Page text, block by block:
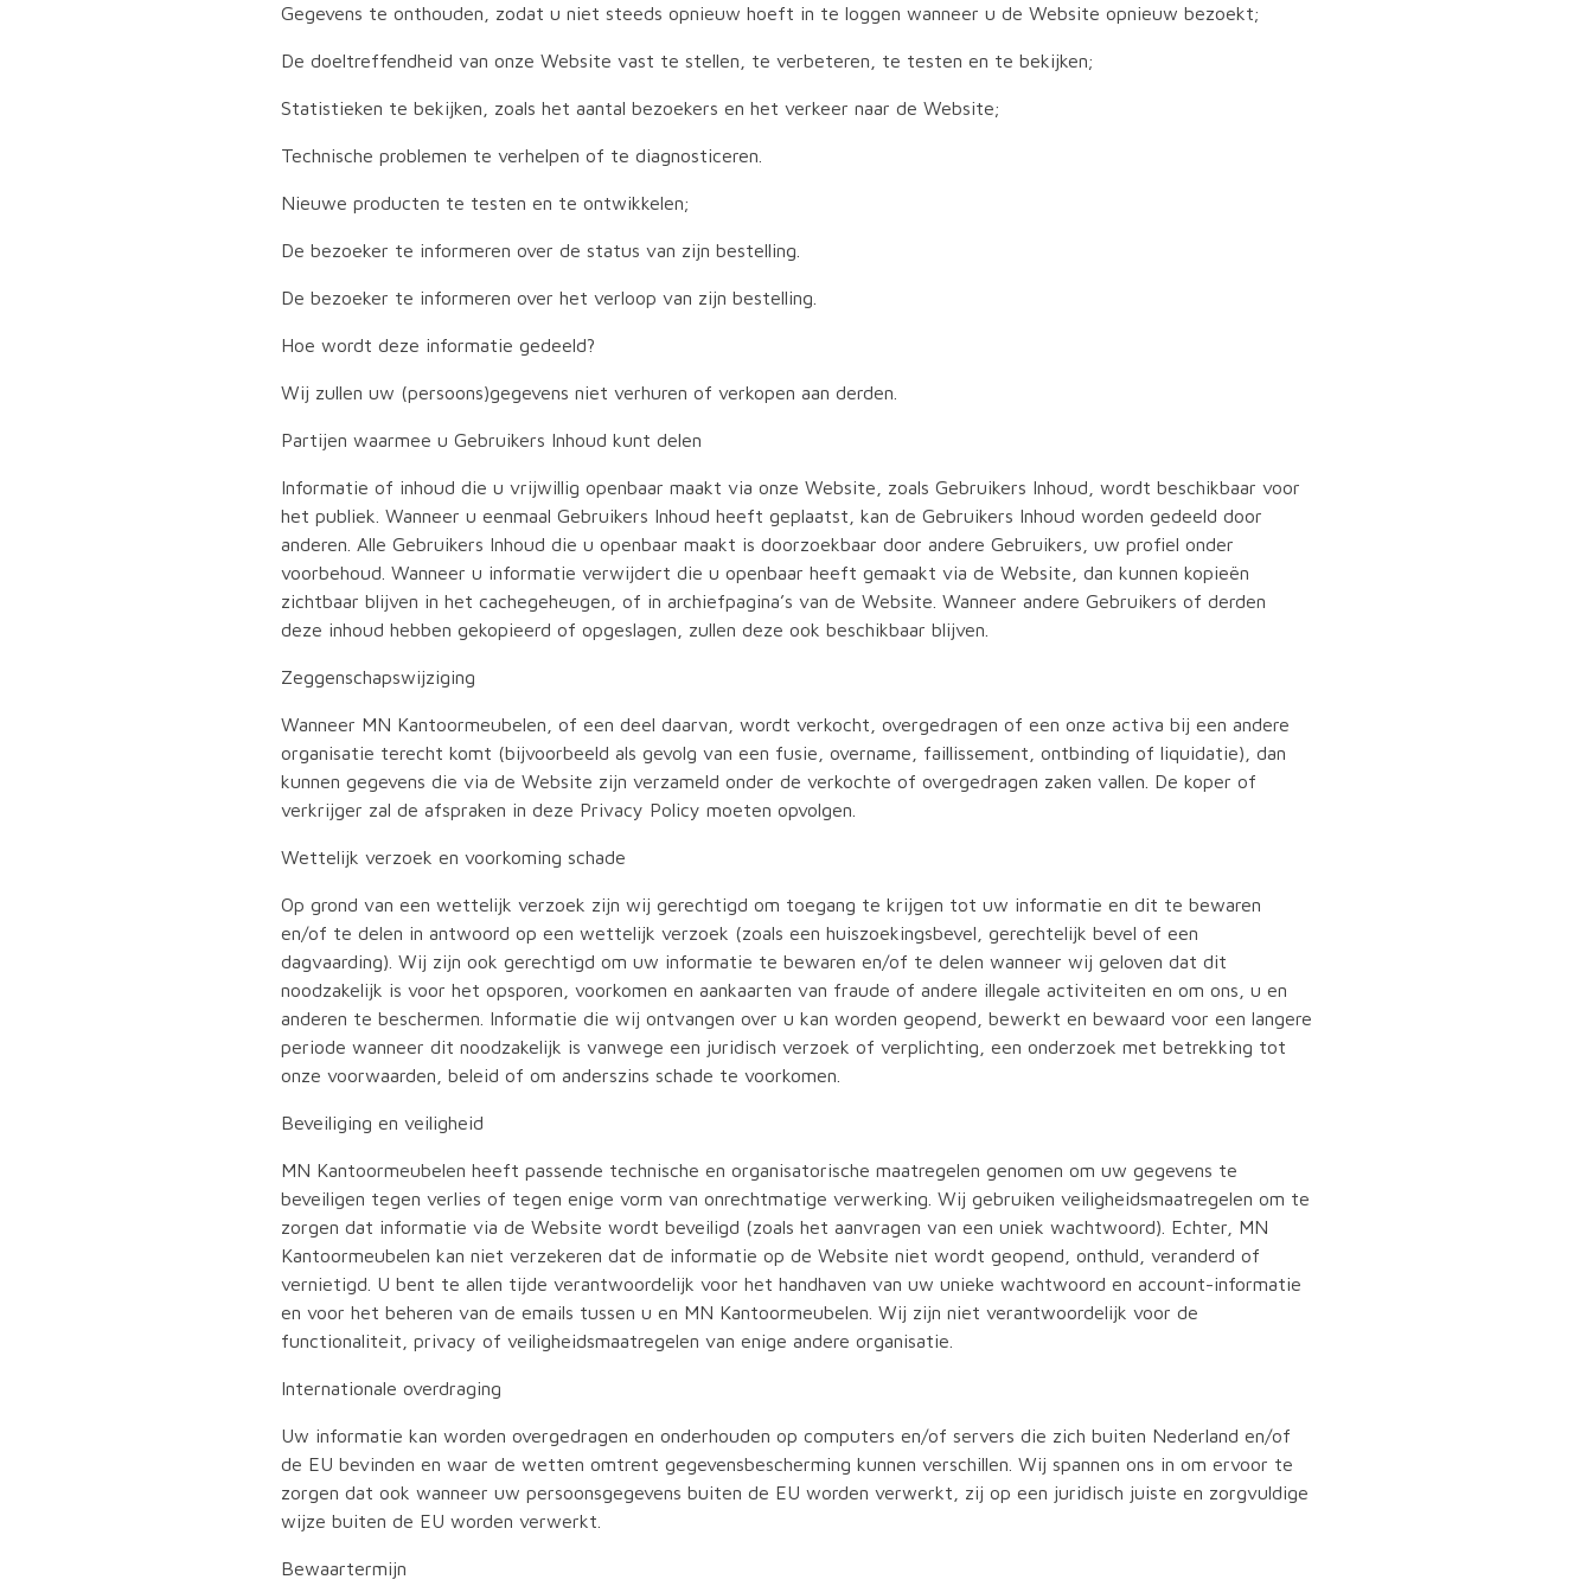
Gegevens te onthouden, zodat u niet steeds opnieuw hoeft in te loggen wanneer u de Website opnieuw bezoekt;
De doeltreffendheid van onze Website vast te stellen, te verbeteren, te testen en te bekijken;
Statistieken te bekijken, zoals het aantal bezoekers en het verkeer naar de Website;
Technische problemen te verhelpen of te diagnosticeren.
Nieuwe producten te testen en te ontwikkelen;
De bezoeker te informeren over de status van zijn bestelling.
De bezoeker te informeren over het verloop van zijn bestelling.
Hoe wordt deze informatie gedeeld?
Wij zullen uw (persoons)gegevens niet verhuren of verkopen aan derden.
Partijen waarmee u Gebruikers Inhoud kunt delen
Informatie of inhoud die u vrijwillig openbaar maakt via onze Website, zoals Gebruikers Inhoud, wordt beschikbaar voor
het publiek. Wanneer u eenmaal Gebruikers Inhoud heeft geplaatst, kan de Gebruikers Inhoud worden gedeeld door
anderen. Alle Gebruikers Inhoud die u openbaar maakt is doorzoekbaar door andere Gebruikers, uw profiel onder
voorbehoud. Wanneer u informatie verwijdert die u openbaar heeft gemaakt via de Website, dan kunnen kopieën
zichtbaar blijven in het cachegeheugen, of in archiefpagina’s van de Website. Wanneer andere Gebruikers of derden
deze inhoud hebben gekopieerd of opgeslagen, zullen deze ook beschikbaar blijven.
Zeggenschapswijziging
Wanneer MN Kantoormeubelen, of een deel daarvan, wordt verkocht, overgedragen of een onze activa bij een andere
organisatie terecht komt (bijvoorbeeld als gevolg van een fusie, overname, faillissement, ontbinding of liquidatie), dan
kunnen gegevens die via de Website zijn verzameld onder de verkochte of overgedragen zaken vallen. De koper of
verkrijger zal de afspraken in deze Privacy Policy moeten opvolgen.
Wettelijk verzoek en voorkoming schade
Op grond van een wettelijk verzoek zijn wij gerechtigd om toegang te krijgen tot uw informatie en dit te bewaren
en/of te delen in antwoord op een wettelijk verzoek (zoals een huiszoekingsbevel, gerechtelijk bevel of een
dagvaarding). Wij zijn ook gerechtigd om uw informatie te bewaren en/of te delen wanneer wij geloven dat dit
noodzakelijk is voor het opsporen, voorkomen en aankaarten van fraude of andere illegale activiteiten en om ons, u en
anderen te beschermen. Informatie die wij ontvangen over u kan worden geopend, bewerkt en bewaard voor een langere
periode wanneer dit noodzakelijk is vanwege een juridisch verzoek of verplichting, een onderzoek met betrekking tot
onze voorwaarden, beleid of om anderszins schade te voorkomen.
Beveiliging en veiligheid
MN Kantoormeubelen heeft passende technische en organisatorische maatregelen genomen om uw gegevens te
beveiligen tegen verlies of tegen enige vorm van onrechtmatige verwerking. Wij gebruiken veiligheidsmaatregelen om te
zorgen dat informatie via de Website wordt beveiligd (zoals het aanvragen van een uniek wachtwoord). Echter, MN
Kantoormeubelen kan niet verzekeren dat de informatie op de Website niet wordt geopend, onthuld, veranderd of
vernietigd. U bent te allen tijde verantwoordelijk voor het handhaven van uw unieke wachtwoord en account-informatie
en voor het beheren van de emails tussen u en MN Kantoormeubelen. Wij zijn niet verantwoordelijk voor de
functionaliteit, privacy of veiligheidsmaatregelen van enige andere organisatie.
Internationale overdraging
Uw informatie kan worden overgedragen en onderhouden op computers en/of servers die zich buiten Nederland en/of
de EU bevinden en waar de wetten omtrent gegevensbescherming kunnen verschillen. Wij spannen ons in om ervoor te
zorgen dat ook wanneer uw persoonsgegevens buiten de EU worden verwerkt, zij op een juridisch juiste en zorgvuldige
wijze buiten de EU worden verwerkt.
Bewaartermijn